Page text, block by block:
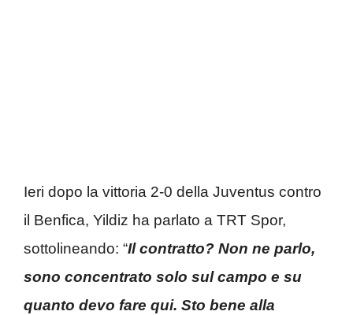
Ieri dopo la vittoria 2-0 della Juventus contro
il Benfica, Yildiz ha parlato a TRT Spor,
sottolineando: “Il contratto? Non ne parlo,
sono concentrato solo sul campo e su
quanto devo fare qui. Sto bene alla